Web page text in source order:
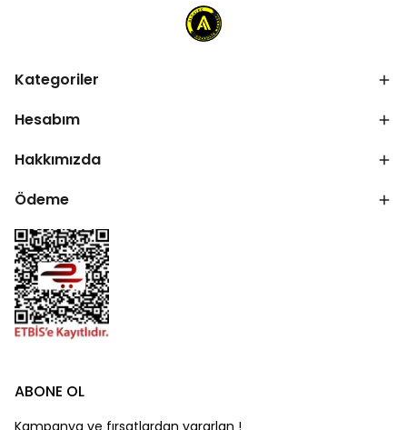
Kategoriler
Hesabım
Hakkımızda
Ödeme
ABONE OL